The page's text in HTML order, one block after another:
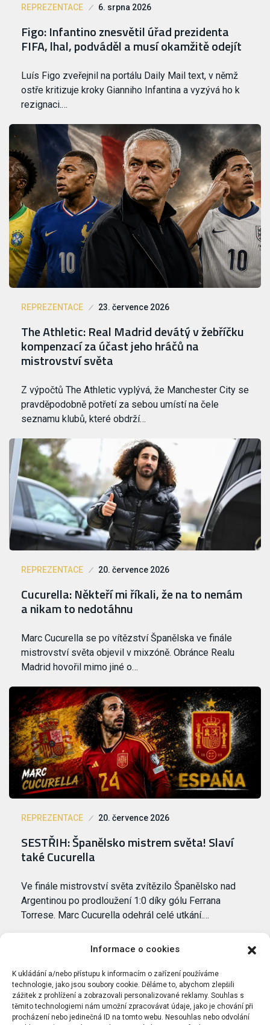
Informace o cookies
K ukládání a/nebo přístupu k informacím o zařízení používáme
technologie, jako jsou soubory cookie. Děláme to, abychom zlepšili
zážitek z prohlížení a zobrazovali personalizované reklamy. Souhlas s
těmito technologiemi nám umožní zpracovávat údaje, jako je chování při
procházení nebo jedinečná ID na tomto webu. Nesouhlas nebo odvolání
REPREZENTACE 6. srpna 2026
Figo: Infantino znesvětil úřad prezidenta
FIFA, lhal, podváděl a musí okamžitě odejít
Luís Figo zveřejnil na portálu Daily Mail text, v němž
ostře kritizuje kroky Gianniho Infantina a vyzývá ho k
rezignaci.…
REPREZENTACE 23. července 2026
The Athletic: Real Madrid devátý v žebříčku
kompenzací za účast jeho hráčů na
mistrovství světa
Z výpočtů The Athletic vyplývá, že Manchester City se
pravděpodobně potřetí za sebou umístí na čele
seznamu klubů, které obdrží…
REPREZENTACE 20. července 2026
Cucurella: Někteří mi říkali, že na to nemám
a nikam to nedotáhnu
Marc Cucurella se po vítězství Španělska ve finále
mistrovství světa objevil v mixzóně. Obránce Realu
Madrid hovořil mimo jiné o…
REPREZENTACE 20. července 2026
SESTŘIH: Španělsko mistrem světa! Slaví
také Cucurella
Ve finále mistrovství světa zvítězilo Španělsko nad
Argentinou po prodloužení 1:0 díky gólu Ferrana
Torrese. Marc Cucurella odehrál celé utkání.…